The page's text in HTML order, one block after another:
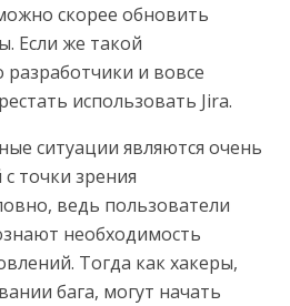
скорее обновить
Если же такой
и вовсе
использовать Jira.
ситуации являются очень
точки зрения
ведь пользователи
необходимость
Тогда как хакеры,
бага, могут начать